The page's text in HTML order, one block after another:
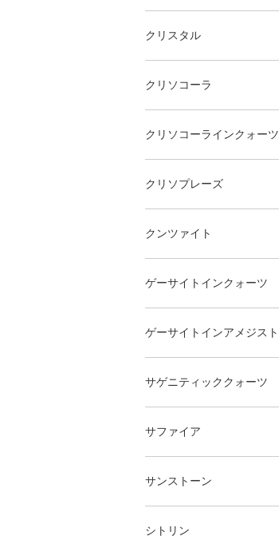
クリスタル
クリソコーラ
クリソコーラインクォーツ
クリソプレーズ
クンツァイト
ゲーサイトインクォーツ
ゲーサイトインアメジスト
サゲニティッククォーツ
サファイア
サンストーン
シトリン